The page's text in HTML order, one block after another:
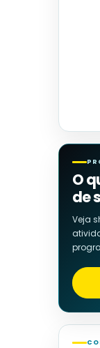
O
de
Veja